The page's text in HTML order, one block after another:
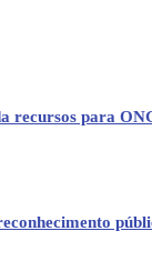
recursos para